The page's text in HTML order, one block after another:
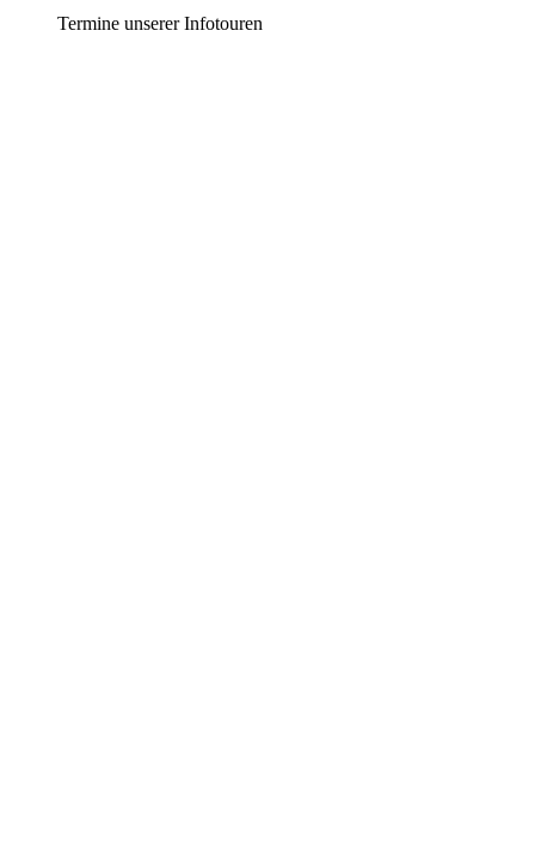
Termine unserer Infotouren